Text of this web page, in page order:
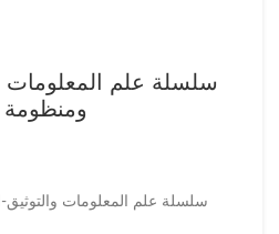
سلسلة علم المعلومات
ومنظومة
سلسلة علم المعلومات والتوثيق-